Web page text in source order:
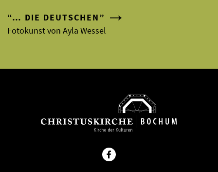
“… DIE DEUTSCHEN”
Fotokunst von Ayla Wessel
Facebook